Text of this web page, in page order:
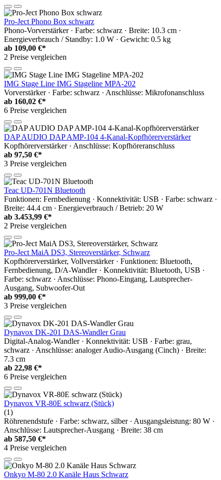
Pro-Ject Phono Box schwarz
Phono-Vorverstärker · Farbe: schwarz · Breite: 10.3 cm ·
Energieverbrauch / Standby: 1.0 W · Gewicht: 0.5 kg
ab 109,00 €*
2 Preise vergleichen
IMG Stage Line IMG Stageline MPA-202
Vorverstärker · Farbe: schwarz · Anschlüsse: Mikrofonanschluss
ab 160,02 €*
6 Preise vergleichen
DAP AUDIO DAP AMP-104 4-Kanal-Kopfhörerverstärker
Kopfhörerverstärker · Anschlüsse: Kopfhöreranschluss
ab 97,50 €*
3 Preise vergleichen
Teac UD-701N Bluetooth
Funktionen: Fernbedienung · Konnektivität: USB · Farbe: schwarz ·
Breite: 44.4 cm · Energieverbrauch / Betrieb: 20 W
ab 3.453,99 €*
2 Preise vergleichen
Pro-Ject MaiA DS3, Stereoverstärker, Schwarz
Kopfhörerverstärker, Vollverstärker · Funktionen: Bluetooth,
Fernbedienung, D/A-Wandler · Konnektivität: Bluetooth, USB ·
Farbe: schwarz · Anschlüsse: Phono-Eingang, Lautsprecher-
Ausgang, Subwoofer-Out
ab 999,00 €*
3 Preise vergleichen
Dynavox DK-201 DAS-Wandler Grau
Digital-Analog-Wandler · Konnektivität: USB · Farbe: grau,
schwarz · Anschlüsse: analoger Audio-Ausgang (Cinch) · Breite:
7.3 cm
ab 22,98 €*
6 Preise vergleichen
Dynavox VR-80E schwarz (Stück)
(1)
Röhrenendstufe · Farbe: schwarz, silber · Ausgangsleistung: 80 W ·
Anschlüsse: Lautsprecher-Ausgang · Breite: 38 cm
ab 587,50 €*
4 Preise vergleichen
Onkyo M-80 2.0 Kanäle Haus Schwarz